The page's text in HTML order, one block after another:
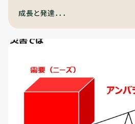
成長と発達．．．